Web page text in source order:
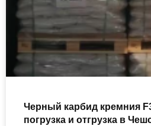
Черный карбид кремния
погрузка и отгрузка в